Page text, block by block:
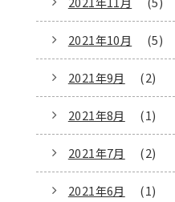
2021年10月 (5)
2021年9月 (2)
2021年8月 (1)
2021年7月 (2)
2021年6月 (1)